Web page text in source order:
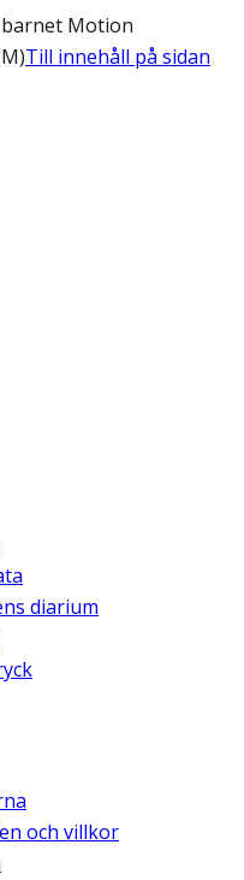
Motion
Till innehåll på sidan
diarium
och villkor